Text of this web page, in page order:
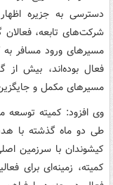
دسترسی به جزیره
شرکت‌های تابعه،
مسیرهای ورود مسافر
فعال بوده‌اند، بیش
مسیرهای مکمل و جایگزین
وی افزود: کمیته توسعه
طی دو ماه گذشته با
کیشوندان با سرزمین
کمیته، زمینه‌ای برای